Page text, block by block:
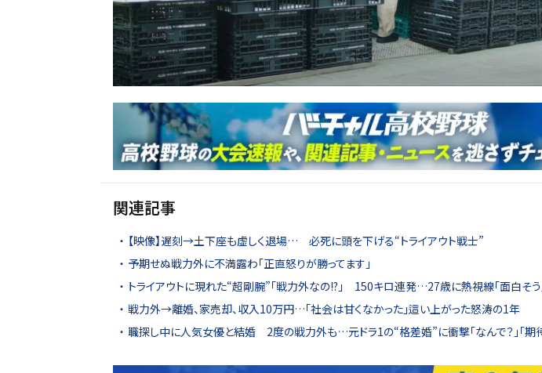
関連記事
【映像】遅刻→土下座も虚しく退場… 必死に頭を下げる“トライアウト戦士”
予期せぬ戦力外に不満露わ「正直怒りが勝ってます」
トライアウトに現れた“超剛腕”「戦力外なの!?」 150キロ連発…27歳に熱視線「面白そう
戦力外→離婚、家売却、収入10万円…「社会は甘くなかった」這い上がった怒涛の1年
職探し中に人気女優と結婚 2度の戦力外も…元ドラ1の“格差婚”に衝撃「なんで？」「期